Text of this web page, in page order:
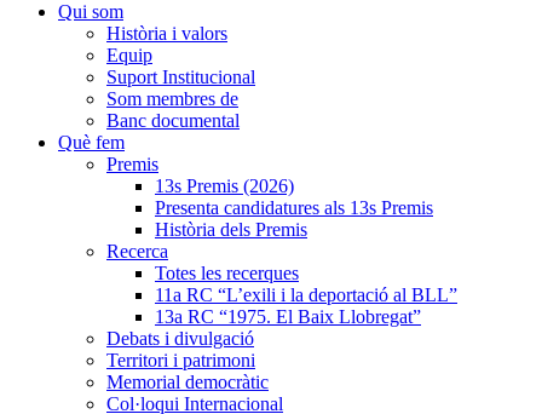
Qui som
Història i valors
Equip
Suport Institucional
Som membres de
Banc documental
Què fem
Premis
13s Premis (2026)
Presenta candidatures als 13s Premis
Història dels Premis
Recerca
Totes les recerques
11a RC “L’exili i la deportació al BLL”
13a RC “1975. El Baix Llobregat”
Debats i divulgació
Territori i patrimoni
Memorial democràtic
Col·loqui Internacional